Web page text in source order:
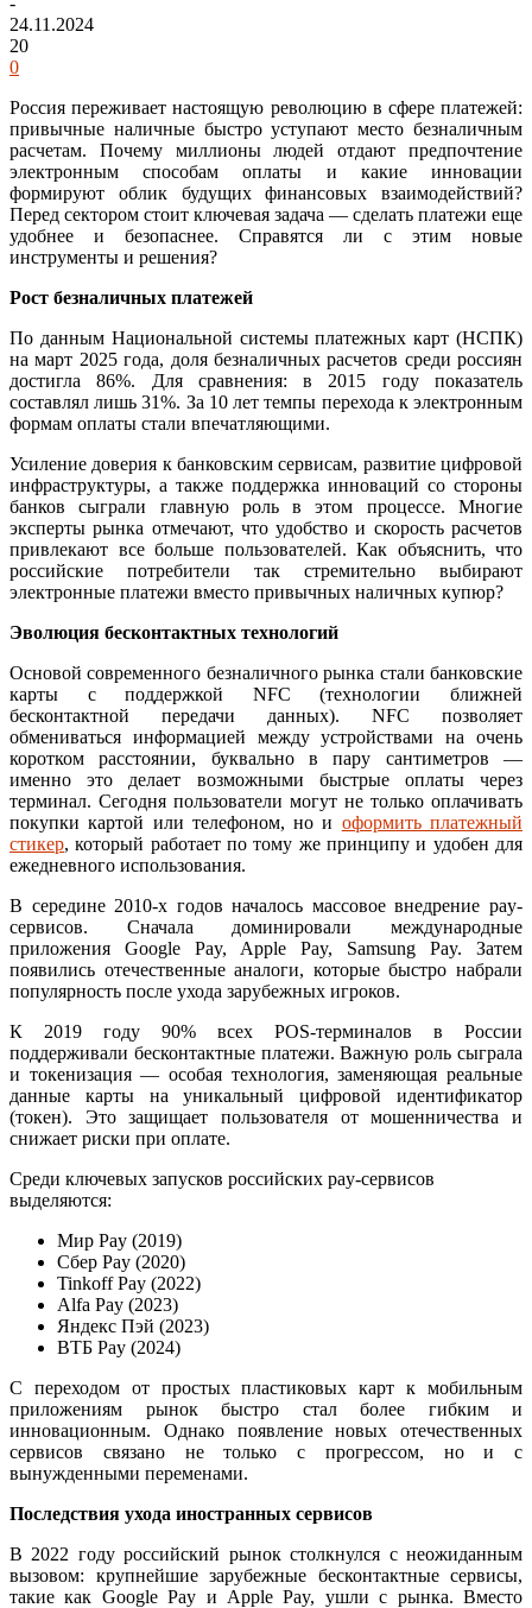
24.11.2024
20
0
Россия переживает настоящую революцию в сфере платежей:
привычные наличные быстро уступают место безналичным
расчетам. Почему миллионы людей отдают предпочтение
электронным способам оплаты и какие инновации
формируют облик будущих финансовых взаимодействий?
Перед сектором стоит ключевая задача — сделать платежи еще
удобнее и безопаснее. Справятся ли с этим новые
инструменты и решения?
Рост безналичных платежей
По данным Национальной системы платежных карт (НСПК)
на март 2025 года, доля безналичных расчетов среди россиян
достигла 86%. Для сравнения: в 2015 году показатель
составлял лишь 31%. За 10 лет темпы перехода к электронным
формам оплаты стали впечатляющими.
Усиление доверия к банковским сервисам, развитие цифровой
инфраструктуры, а также поддержка инноваций со стороны
банков сыграли главную роль в этом процессе. Многие
эксперты рынка отмечают, что удобство и скорость расчетов
привлекают все больше пользователей. Как объяснить, что
российские потребители так стремительно выбирают
электронные платежи вместо привычных наличных купюр?
Эволюция бесконтактных технологий
Основой современного безналичного рынка стали банковские
карты с поддержкой NFC (технологии ближней
бесконтактной передачи данных). NFC позволяет
обмениваться информацией между устройствами на очень
коротком расстоянии, буквально в пару сантиметров —
именно это делает возможными быстрые оплаты через
терминал. Сегодня пользователи могут не только оплачивать
покупки картой или телефоном, но и оформить платежный
стикер, который работает по тому же принципу и удобен для
ежедневного использования.
В середине 2010-х годов началось массовое внедрение pay-
сервисов. Сначала доминировали международные
приложения Google Pay, Apple Pay, Samsung Pay. Затем
появились отечественные аналоги, которые быстро набрали
популярность после ухода зарубежных игроков.
К 2019 году 90% всех POS-терминалов в России
поддерживали бесконтактные платежи. Важную роль сыграла
и токенизация — особая технология, заменяющая реальные
данные карты на уникальный цифровой идентификатор
(токен). Это защищает пользователя от мошенничества и
снижает риски при оплате.
Среди ключевых запусков российских pay-сервисов
выделяются:
Мир Pay (2019)
Сбер Pay (2020)
Tinkoff Pay (2022)
Alfa Pay (2023)
Яндекс Пэй (2023)
ВТБ Pay (2024)
С переходом от простых пластиковых карт к мобильным
приложениям рынок быстро стал более гибким и
инновационным. Однако появление новых отечественных
сервисов связано не только с прогрессом, но и с
вынужденными переменами.
Последствия ухода иностранных сервисов
В 2022 году российский рынок столкнулся с неожиданным
вызовом: крупнейшие зарубежные бесконтактные сервисы,
такие как Google Pay и Apple Pay, ушли с рынка. Вместо